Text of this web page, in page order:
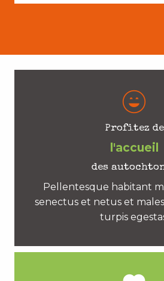
Profitez de
l'accueil
des
Pellentesque habitant
senectus et netus et
turpis